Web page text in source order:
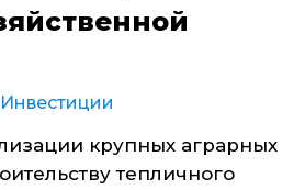
Инвестиции
крупных аграрных
тепличного